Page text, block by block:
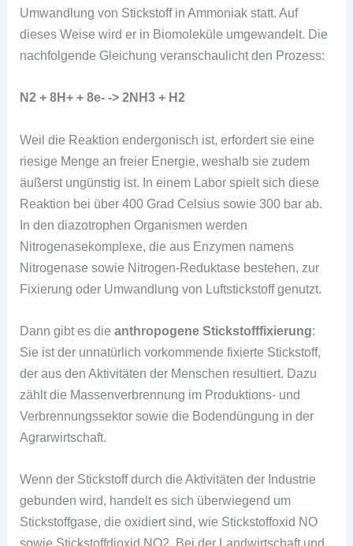
Umwandlung von Stickstoff in Ammoniak statt. Auf
dieses Weise wird er in Biomoleküle umgewandelt. Die
nachfolgende Gleichung veranschaulicht den Prozess:
N2 + 8H+ + 8e- -> 2NH3 + H2
Weil die Reaktion endergonisch ist, erfordert sie eine
riesige Menge an freier Energie, weshalb sie zudem
äußerst ungünstig ist. In einem Labor spielt sich diese
Reaktion bei über 400 Grad Celsius sowie 300 bar ab.
In den diazotrophen Organismen werden
Nitrogenasekomplexe, die aus Enzymen namens
Nitrogenase sowie Nitrogen-Reduktase bestehen, zur
Fixierung oder Umwandlung von Luftstickstoff genutzt.
Dann gibt es dieanthropogene Stickstofffixierung:
Sie ist der unnatürlich vorkommende fixierte Stickstoff,
der aus den Aktivitäten der Menschen resultiert. Dazu
zählt die Massenverbrennung im Produktions- und
Verbrennungssektor sowie die Bodendüngung in der
Agrarwirtschaft.
Wenn der Stickstoff durch die Aktivitäten der Industrie
gebunden wird, handelt es sich überwiegend um
Stickstoffgase, die oxidiert sind, wie Stickstoffoxid NO
sowie Stickstoffdioxid NO2. Bei der Landwirtschaft und